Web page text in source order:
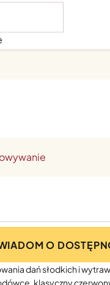
O
dań słodkich i
klasyczny